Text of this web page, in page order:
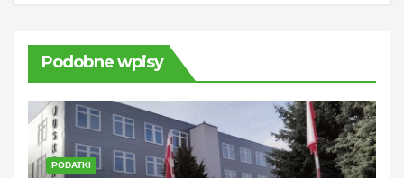
Podobne wpisy
PODATKI